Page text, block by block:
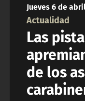
Jueves 6 de
Actualidad
Las
de los